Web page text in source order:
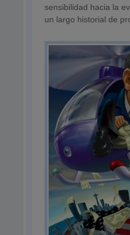
sensibilidad hacia la
un largo historial de